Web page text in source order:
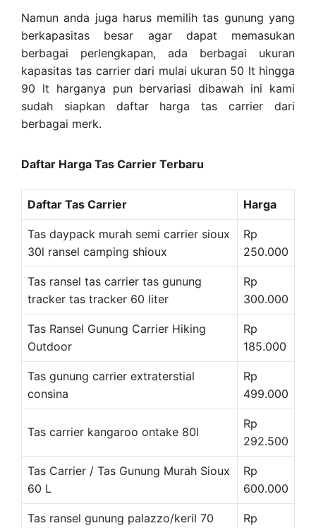
Namun anda juga harus memilih tas gunung yang
berkapasitas besar agar dapat memasukan
berbagai perlengkapan, ada berbagai ukuran
kapasitas tas carrier dari mulai ukuran 50 lt hingga
90 lt harganya pun bervariasi dibawah ini kami
sudah siapkan daftar harga tas carrier dari
berbagai merk.
Daftar Harga Tas Carrier Terbaru
Daftar Tas Carrier Harga
Tas daypack murah semi carrier sioux
30l ransel camping shioux
Rp
250.000
Tas ransel tas carrier tas gunung
tracker tas tracker 60 liter
Rp
300.000
Tas Ransel Gunung Carrier Hiking
Outdoor
Rp
185.000
Tas gunung carrier extraterstial
consina
Rp
499.000
Tas carrier kangaroo ontake 80l
Rp
292.500
Tas Carrier / Tas Gunung Murah Sioux
60 L
Rp
600.000
Tas ransel gunung palazzo/keril 70
Rp